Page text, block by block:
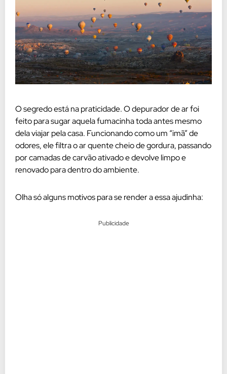
O segredo está na praticidade. O depurador de ar foi
feito para sugar aquela fumacinha toda antes mesmo
dela viajar pela casa. Funcionando como um “imã” de
odores, ele filtra o ar quente cheio de gordura, passando
por camadas de carvão ativado e devolve limpo e
renovado para dentro do ambiente.
Olha só alguns motivos para se render a essa ajudinha:
Publicidade